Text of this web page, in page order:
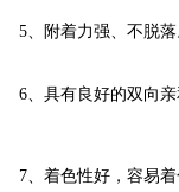
5、附着力强、不脱
6、具有良好的双向
7、着色性好，容易着